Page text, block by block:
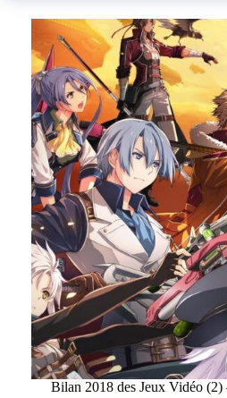
Bilan 2018 des Jeux Vidéo (2)